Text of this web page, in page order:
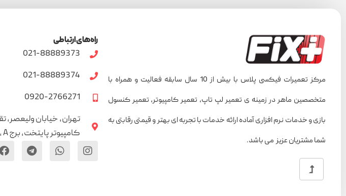
مرکز تعمیرات فیکسی پلاس با بیش از 10 سال سابقه فعالیت و همراه با
متخصصین ماهر در زمینه ی تعمیر لپ تاپ، تعمیر کامپیوتر، تعمیر کنسول
بازی و خدمات نرم افزاری آماده ارائه خدمات با تجربه ای بهتر و قیمتی رقابتی به
شما مشتریان عزیز می باشد.
راه‌های ارتباطی
021-88889373
021-88889374
0920-2766271
تهران، خیابان ولیعصر،
کامپیوتر پایتخت، برج A ، واحد ۳۱۶